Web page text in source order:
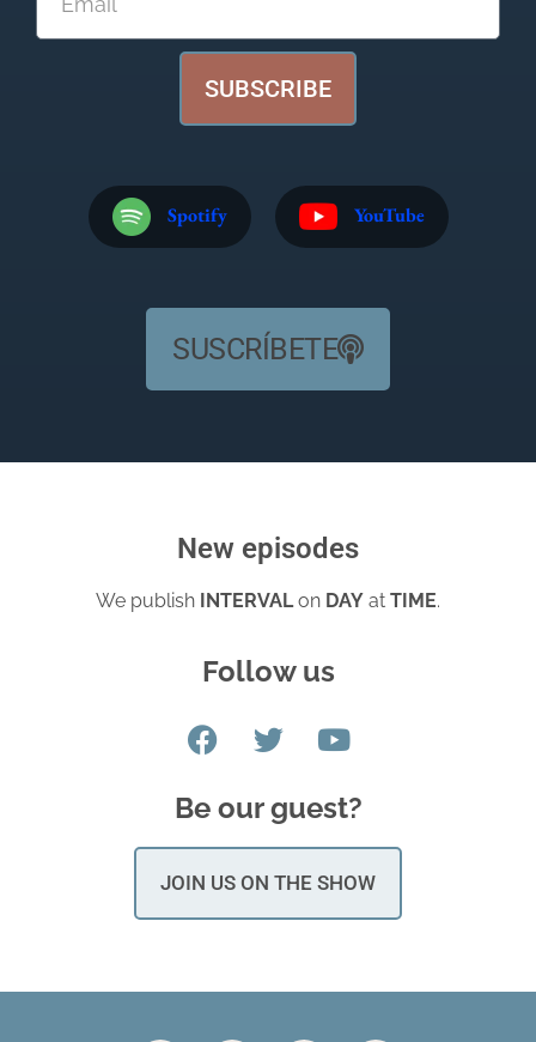
SUBSCRIBE
Spotify YouTube
SUSCRÍBETE
New episodes
We publish INTERVALon DAY at TIME.
Follow us
Be our guest?
JOIN US ON THE SHOW